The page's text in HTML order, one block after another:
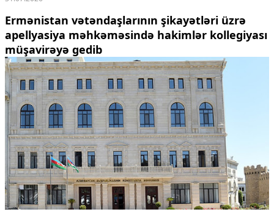
Ermənistan vətəndaşlarının şikayətləri üzrə
apellyasiya məhkəməsində hakimlər kollegiyası
müşavirəyə gedib